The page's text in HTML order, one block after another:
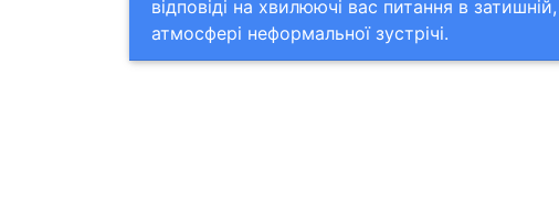
відповіді на хвилюючі вас питання в
атмосфері неформальної зустрічі.